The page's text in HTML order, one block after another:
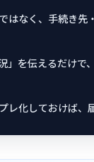
はなく、手続き
」を伝えるだけ
レ化しておけば、